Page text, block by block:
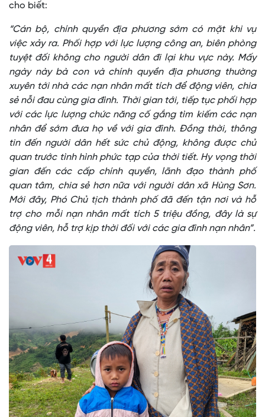
cho biết:
“Cán bộ, chính quyền địa phương sớm có mặt khi vụ
việc xảy ra. Phối hợp với lực lượng công an, biên phòng
tuyệt đối không cho người dân đi lại khu vực này. Mấy
ngày này bà con và chính quyền địa phương thường
xuyên tới nhà các nạn nhân mất tích để động viên, chia
sẻ nỗi đau cùng gia đình. Thời gian tới, tiếp tục phối hợp
với các lực lượng chức năng cố gắng tìm kiếm các nạn
nhân để sớm đưa họ về với gia đình. Đồng thời, thông
tin đến người dân hết sức chủ động, không được chủ
quan trước tình hình phức tạp của thời tiết. Hy vọng thời
gian đến các cấp chính quyền, lãnh đạo thành phố
quan tâm, chia sẻ hơn nữa với người dân xã Hùng Sơn.
Mới đây, Phó Chủ tịch thành phố đã đến tận nơi và hỗ
trợ cho mỗi nạn nhân mất tích 5 triệu đồng, đây là sự
động viên, hỗ trợ kịp thời đối với các gia đình nạn nhân”.